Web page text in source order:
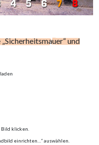
und
klicken.
einrichten…“ auswählen.